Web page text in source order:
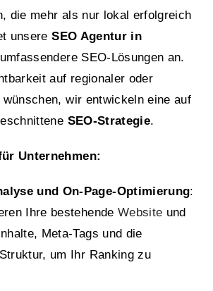
die mehr als nur lokal erfolgreich
unsereSEO Agentur in
SEO-Lösungen an.
auf regionaler oder
wünschen, wir entwickeln eine auf
SEO-Strategie.
Unternehmen:
und On-Page-Optimierung:
Ihre bestehende Website und
Meta-Tags und die
um Ihr Ranking zu